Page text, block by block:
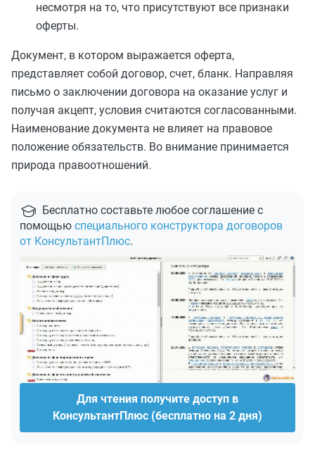
несмотря на то, что присутствуют все признаки
оферты.
Документ, в котором выражается оферта,
представляет собой договор, счет, бланк. Направляя
письмо о заключении договора на оказание услуг и
получая акцепт, условия считаются согласованными.
Наименование документа не влияет на правовое
положение обязательств. Во внимание принимается
природа правоотношений.
Бесплатно составьте любое соглашение с
помощью специального конструктора договоров
от КонсультантПлюс.
Для чтения получите доступ в
КонсультантПлюс (бесплатно на 2 дня)